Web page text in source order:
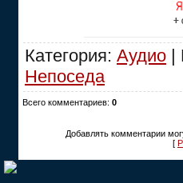
Категория: Аудио |
Непоседа
Всего комментариев: 0
Добавлять комментарии
[